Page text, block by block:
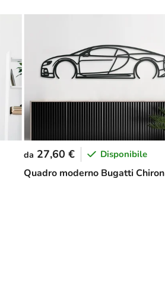
Quadro moderno Bugatti Chiron
da 27,60 € Disponibile